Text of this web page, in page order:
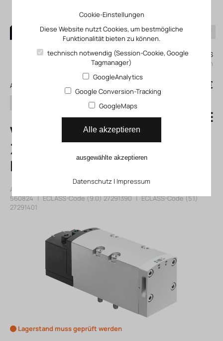
0
Mein KLEFINGHAUS
einloggen
Alle Produkte
Suchen
0,00 €
VSVA-B-P53C-
ZD-D2-1T1L
Magnetventil
Artikelnummer: 12560824
560824 | ECLASS-Code (9.0)27291390 | ECLASS-Code (5.1)
27291401
Lagerstand muss geprüft werden
Cookie-Einstellungen
Diese Website nutzt Cookies, um bestmögliche
Funktionalität bieten zu können.
technisch notwendig (Session-Cookie, Google
Tagmanager)
GoogleAnalytics
Google Conversion-Tracking
GoogleMaps
Alle akzeptieren
ausgewählte akzeptieren
Datenschutz | Impressum